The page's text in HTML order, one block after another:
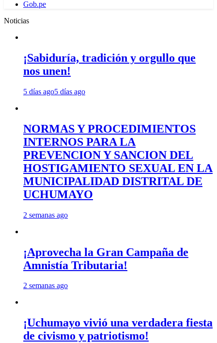
Gob.pe
Noticias
¡Sabiduría, tradición y orgullo que
nos unen!
5 días ago5 días ago
NORMAS Y PROCEDIMIENTOS
INTERNOS PARA LA
PREVENCION Y SANCION DEL
HOSTIGAMIENTO SEXUAL EN LA
MUNICIPALIDAD DISTRITAL DE
UCHUMAYO
2 semanas ago
¡Aprovecha la Gran Campaña de
Amnistía Tributaria!
2 semanas ago
¡Uchumayo vivió una verdadera fiesta
de civismo y patriotismo!